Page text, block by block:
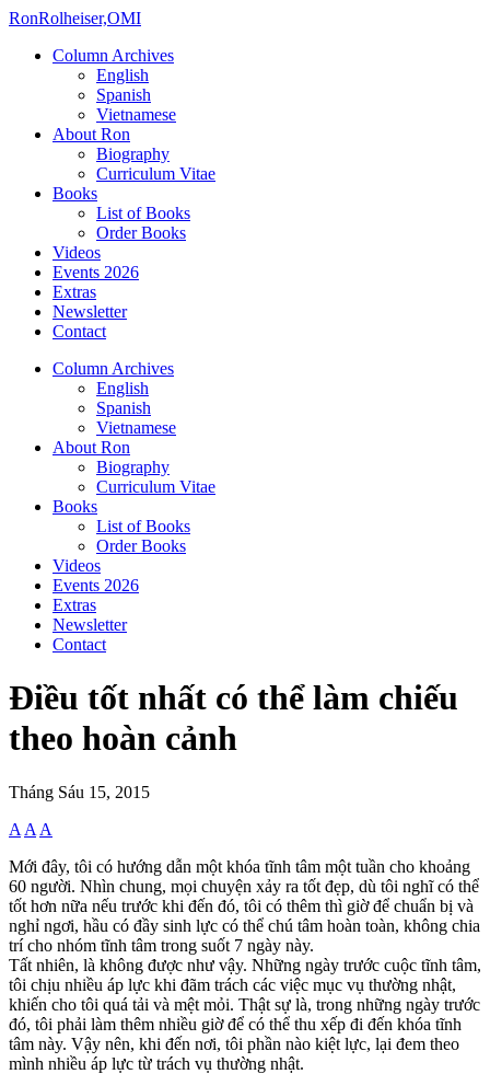
RonRolheiser,OMI
Column Archives
English
Spanish
Vietnamese
About Ron
Biography
Curriculum Vitae
Books
List of Books
Order Books
Videos
Events 2026
Extras
Newsletter
Contact
Column Archives
English
Spanish
Vietnamese
About Ron
Biography
Curriculum Vitae
Books
List of Books
Order Books
Videos
Events 2026
Extras
Newsletter
Contact
Điều tốt nhất có thể làm chiếu
theo hoàn cảnh
Tháng Sáu 15, 2015
A A A
Mới đây, tôi có hướng dẫn một khóa tĩnh tâm một tuần cho khoảng
60 người. Nhìn chung, mọi chuyện xảy ra tốt đẹp, dù tôi nghĩ có thể
tốt hơn nữa nếu trước khi đến đó, tôi có thêm thì giờ để chuẩn bị và
nghỉ ngơi, hầu có đầy sinh lực có thể chú tâm hoàn toàn, không chia
trí cho nhóm tĩnh tâm trong suốt 7 ngày này.
Tất nhiên, là không được như vậy. Những ngày trước cuộc tĩnh tâm,
tôi chịu nhiều áp lực khi đãm trách các việc mục vụ thường nhật,
khiến cho tôi quá tải và mệt mỏi. Thật sự là, trong những ngày trước
đó, tôi phải làm thêm nhiều giờ để có thể thu xếp đi đến khóa tĩnh
tâm này. Vậy nên, khi đến nơi, tôi phần nào kiệt lực, lại đem theo
mình nhiều áp lực từ trách vụ thường nhật.